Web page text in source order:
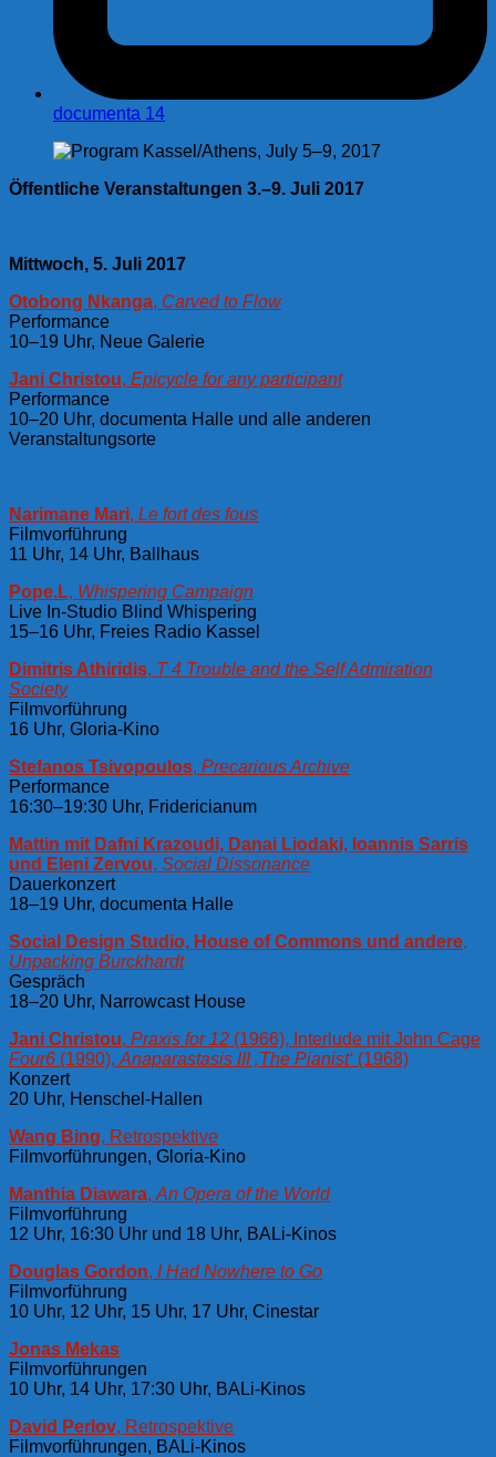
documenta 14
Öffentliche Veranstaltungen 3.–9. Juli 2017
Mittwoch, 5. Juli 2017
Otobong Nkanga, Carved to Flow
Performance
10–19 Uhr, Neue Galerie
Jani Christou, Epicycle for any participant
Performance
10–20 Uhr, documenta Halle und alle anderen
Veranstaltungsorte
Narimane Mari, Le fort des fous
Filmvorführung
11 Uhr, 14 Uhr, Ballhaus
Pope.L, Whispering Campaign
Live In-Studio Blind Whispering
15–16 Uhr, Freies Radio Kassel
Dimitris Athiridis, T 4 Trouble and the Self Admiration
Society
Filmvorführung
16 Uhr, Gloria-Kino
Stefanos Tsivopoulos, Precarious Archive
Performance
16:30–19:30 Uhr, Fridericianum
Mattin mit Dafni Krazoudi, Danai Liodaki, Ioannis Sarris
und Eleni Zervou, Social Dissonance
Dauerkonzert
18–19 Uhr, documenta Halle
Social Design Studio, House of Commons und andere,
Unpacking Burckhardt
Gespräch
18–20 Uhr, Narrowcast House
Jani Christou, Praxis for 12 (1966), Interlude mit John Cage
Four6 (1990), Anaparastasis III ‚The Pianist‘ (1968)
Konzert
20 Uhr, Henschel-Hallen
Wang Bing, Retrospektive
Filmvorführungen, Gloria-Kino
Manthia Diawara, An Opera of the World
Filmvorführung
12 Uhr, 16:30 Uhr und 18 Uhr, BALi-Kinos
Douglas Gordon, I Had Nowhere to Go
Filmvorführung
10 Uhr, 12 Uhr, 15 Uhr, 17 Uhr, Cinestar
Jonas Mekas
Filmvorführungen
10 Uhr, 14 Uhr, 17:30 Uhr, BALi-Kinos
David Perlov, Retrospektive
Filmvorführungen, BALi-Kinos